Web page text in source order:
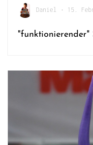
Daniel • 15.
"funktionierender"